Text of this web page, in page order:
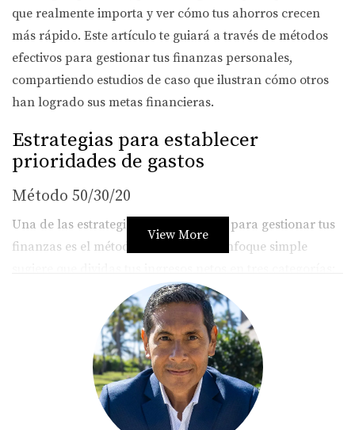
que realmente importa y ver cómo tus ahorros crecen
más rápido. Este artículo te guiará a través de métodos
efectivos para gestionar tus finanzas personales,
compartiendo estudios de caso que ilustran cómo otros
han logrado sus metas financieras.
Estrategias para establecer
prioridades de gastos
Método 50/30/20
Una de las estrategias más populares para gestionar tus
finanzas es el método 50/30/20. Este enfoque simple
50% para necesidades, 30% para deseos y 20% para
ahorros. Este método no solo te ayuda a tener una visión
clara de tus gastos, sino que también te permite
identificar áreas donde puedes recortar. Por ejemplo, si
descubres que estás gastando más del 30% en deseos,
podrías considerar reducir las cenas fuera o las compras
View More